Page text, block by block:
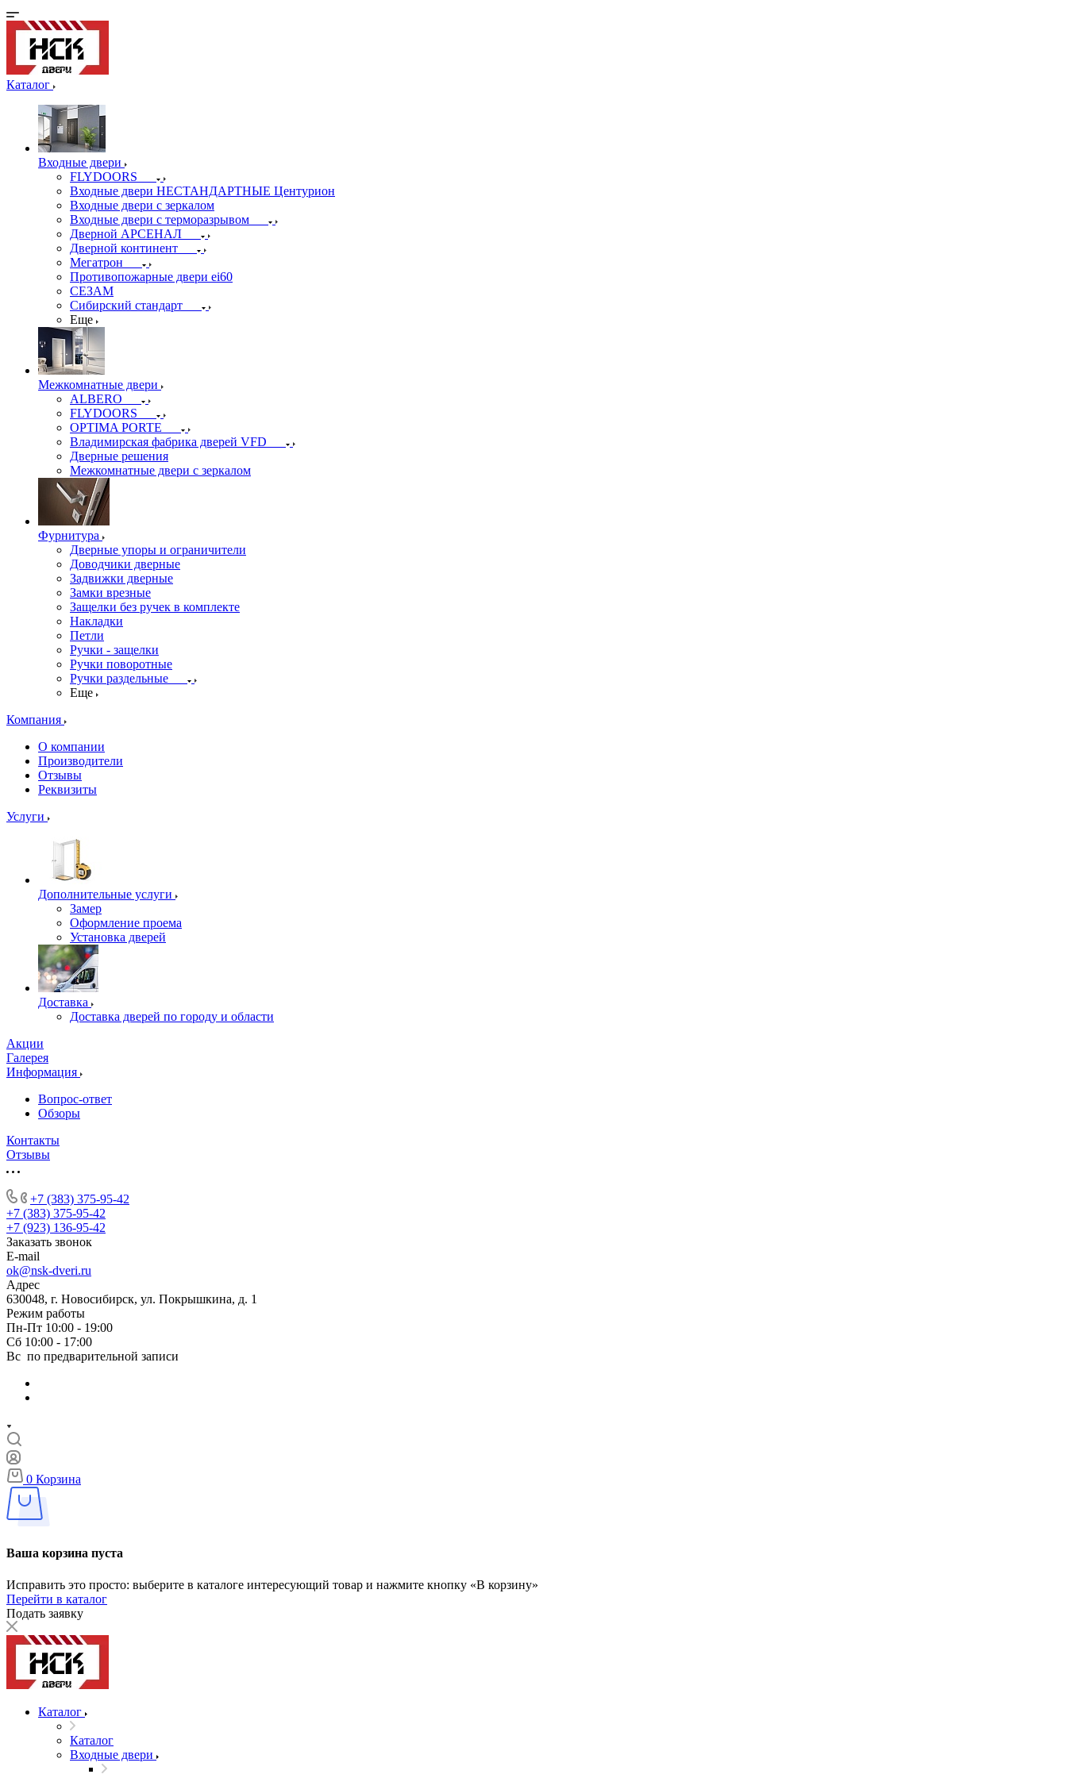
Каталог
Входные двери
FLYDOORS
Входные двери НЕСТАНДАРТНЫЕ Центурион
Входные двери с зеркалом
Входные двери с терморазрывом
Дверной АРСЕНАЛ
Дверной континент
Мегатрон
Противопожарные двери ei60
СЕЗАМ
Сибирский стандарт
Еще
Межкомнатные двери
ALBERO
FLYDOORS
OPTIMA PORTE
Владимирская фабрика дверей VFD
Дверные решения
Межкомнатные двери c зеркалом
Фурнитура
Дверные упоры и ограничители
Доводчики дверные
Задвижки дверные
Замки врезные
Защелки без ручек в комплекте
Накладки
Петли
Ручки - защелки
Ручки поворотные
Ручки раздельные
Еще
Компания
О компании
Производители
Отзывы
Реквизиты
Услуги
Дополнительные услуги
Замер
Оформление проема
Установка дверей
Доставка
Доставка дверей по городу и области
Акции
Галерея
Информация
Вопрос-ответ
Обзоры
Контакты
Отзывы
+7 (383) 375-95-42
+7 (383) 375-95-42
+7 (923) 136-95-42
Заказать звонок
E-mail
ok@nsk-dveri.ru
Адрес
630048, г. Новосибирск, ул. Покрышкина, д. 1
Режим работы
Пн-Пт 10:00 - 19:00
Сб 10:00 - 17:00
Вс по предварительной записи
0 Корзина
Ваша корзина пуста
Исправить это просто: выберите в каталоге интересующий товар и нажмите кнопку «В корзину»
Перейти в каталог
Подать заявку
Каталог
Каталог
Входные двери